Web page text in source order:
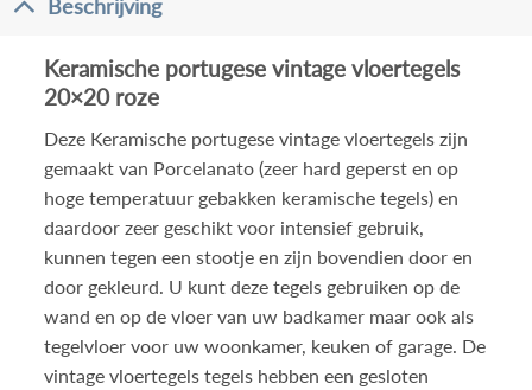
Beschrijving
Keramische portugese vintage vloertegels
20×20 roze
Deze Keramische portugese vintage vloertegels zijn
gemaakt van Porcelanato (zeer hard geperst en op
hoge temperatuur gebakken keramische tegels) en
daardoor zeer geschikt voor intensief gebruik,
kunnen tegen een stootje en zijn bovendien door en
door gekleurd. U kunt deze tegels gebruiken op de
wand en op de vloer van uw badkamer maar ook als
tegelvloer voor uw woonkamer, keuken of garage. De
vintage vloertegels tegels hebben een gesloten